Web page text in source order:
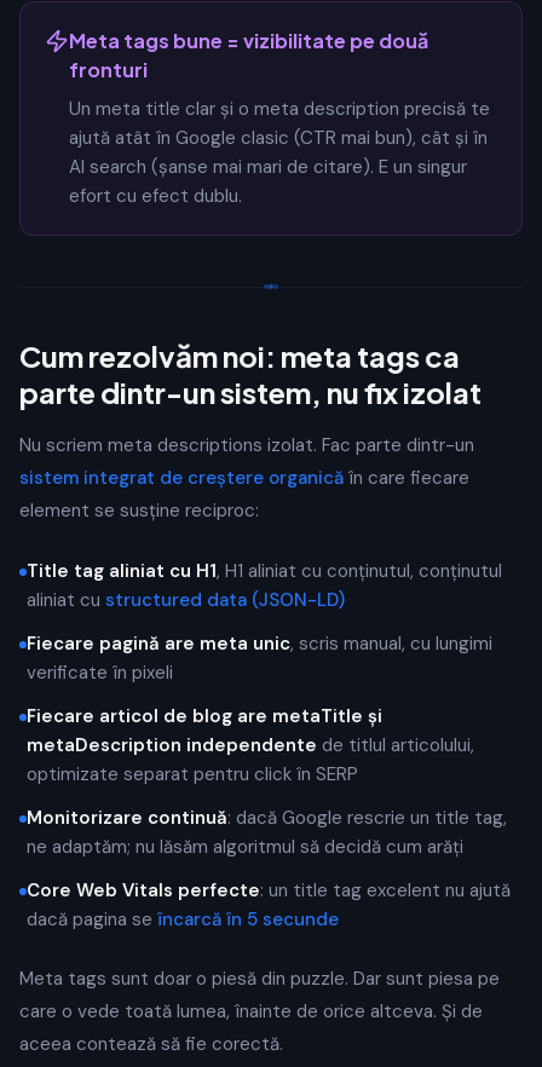
Meta tags bune = vizibilitate pe două
fronturi
Un meta title clar și o meta description precisă te
ajută atât în Google clasic (CTR mai bun), cât și în
AI search (șanse mai mari de citare). E un singur
efort cu efect dublu.
Cum rezolvăm noi: meta tags ca
parte dintr-un sistem, nu fix izolat
Nu scriem meta descriptions izolat. Fac parte dintr-un
sistem integrat de creștere organică în care fiecare
element se susține reciproc:
Title tag aliniat cu H1, H1 aliniat cu conținutul, conținutul
aliniat cu structured data (JSON-LD)
Fiecare pagină are meta unic, scris manual, cu lungimi
verificate în pixeli
Fiecare articol de blog are metaTitle și
metaDescription independente de titlul articolului,
optimizate separat pentru click în SERP
Monitorizare continuă: dacă Google rescrie un title tag,
ne adaptăm; nu lăsăm algoritmul să decidă cum arăți
Core Web Vitals perfecte: un title tag excelent nu ajută
dacă pagina se încarcă în 5 secunde
Meta tags sunt doar o piesă din puzzle. Dar sunt piesa pe
care o vede toată lumea, înainte de orice altceva. Și de
aceea contează să fie corectă.